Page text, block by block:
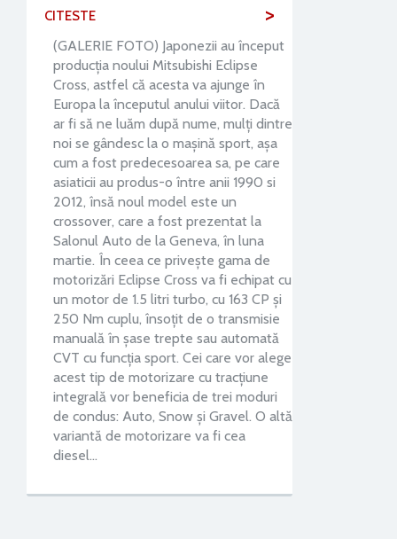
CITESTE >
(GALERIE FOTO) Japonezii au început
producţia noului Mitsubishi Eclipse
Cross, astfel că acesta va ajunge în
Europa la începutul anului viitor. Dacă
ar fi să ne luăm după nume, mulţi dintre
noi se gândesc la o maşină sport, aşa
cum a fost predecesoarea sa, pe care
asiaticii au produs-o între anii 1990 si
2012, însă noul model este un
crossover, care a fost prezentat la
Salonul Auto de la Geneva, în luna
martie. În ceea ce priveşte gama de
motorizări Eclipse Cross va fi echipat cu
un motor de 1.5 litri turbo, cu 163 CP şi
250 Nm cuplu, însoţit de o transmisie
manuală în şase trepte sau automată
CVT cu funcţia sport. Cei care vor alege
acest tip de motorizare cu tracţiune
integrală vor beneficia de trei moduri
de condus: Auto, Snow şi Gravel. O altă
variantă de motorizare va fi cea
diesel…